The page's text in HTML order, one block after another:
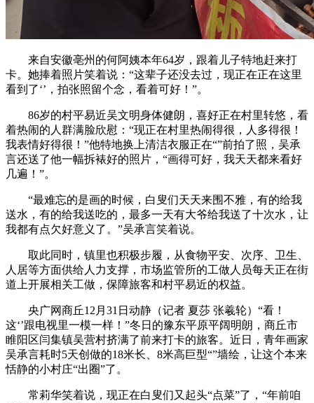
来自安徽亳州的何阿姨本年64岁，跟着儿子特地赶来打
卡。她捧着照片笑着说：“这辈子还没去过，现正在正在这里
看到了‘’，拍张照留个念，看着可好！”。
86岁的村平易近吴文明身体健朗，喜好正在村里转悠，看
着热闹的人群满脸欣慰：“现正在村里热闹得很，人多得很！
我表情好得很！”他特地换上清洁衣服正在“”前拍了照，吴承
言还送了他一幅拆裱好的照片，“画得可好，我天天都来看好
几遍！”。
“最难忘的是画的时候，白叟们天天来围不雅，有的给我
送水，有的给我送吃的，最多一天有大爷给我送了十次水，让
我都有点欠好意义了。”吴承言笑着说。
取此同时，镇里也积极步履，从食物平安、次序、卫生、
人居等方面供给人力支撑，市场监管所的工做人员每天正在街
道上开展相关工做，保障旅客和村平易近的权益。
央广网商丘12月31日动静（记者 夏莎 张羲轮）“看！
这‘’跟电视里一模一样！”冬日的豫东平原平阔明朗，商丘市
睢阳区闫集镇吴营村挤满了前来打卡的旅客。近日，青年画家
吴承言耗时5天创做的18米长、8米高巨型“”墙绘，让这个本来
恬静的小村庄“出圈”了。
常莉华笑着说，现正在白叟们又起头“点菜”了，“年前咱